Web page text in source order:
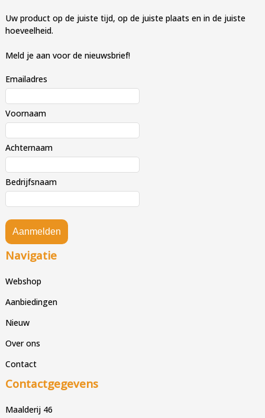
Uw product op de juiste tijd, op de juiste plaats en in de juiste
hoeveelheid.
Meld je aan voor de nieuwsbrief!
Emailadres
Voornaam
Achternaam
Bedrijfsnaam
Aanmelden
Navigatie
Webshop
Aanbiedingen
Nieuw
Over ons
Contact
Contactgegevens
Maalderij 46